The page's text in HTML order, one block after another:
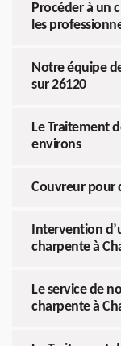
Procéder à un
les
Notre équipe
sur 26120
Le Traitement
environs
Couvreur pour
Intervention
charpente à
Le service de
charpente à